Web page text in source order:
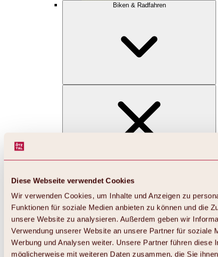
Diese Webseite verwendet Cookies
Wir verwenden Cookies, um Inhalte und Anzeigen zu
Funktionen für soziale Medien anbieten zu können und die
unsere Website zu analysieren. Außerdem geben wir
Verwendung unserer Website an unsere Partner für soziale
Werbung und Analysen weiter. Unsere Partner führen diese
möglicherweise mit weiteren Daten zusammen, die Sie
Biken & Radfahren